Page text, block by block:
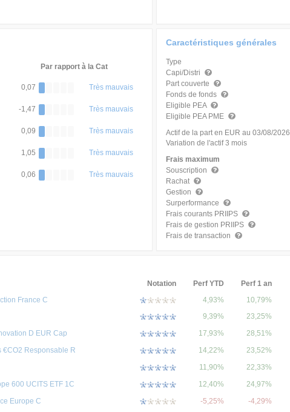
Par rapport à la Cat
0,07 Très mauvais
-1,47 Très mauvais
0,09 Très mauvais
1,05 Très mauvais
0,06 Très mauvais
Caractéristiques générales
Type
Capi/Distri
Part couverte
Fonds de fonds
Eligible PEA
Eligible PEA PME
Actif de la part en EUR au 03/08/2026
Variation de l'actif 3 mois
Frais maximum
Souscription
Rachat
Gestion
Surperformance
Frais courants PRIIPS
Frais de gestion PRIIPS
Frais de transaction
Notation Perf YTD Perf 1 an
France C
4,93% 10,79%
9,39% 23,25%
D EUR Cap 17,93% 28,51%
€CO2 Responsable R 14,22% 23,52%
11,90% 22,33%
600 UCITS ETF 1C 12,40% 24,97%
Europe C -5,25% -4,29%